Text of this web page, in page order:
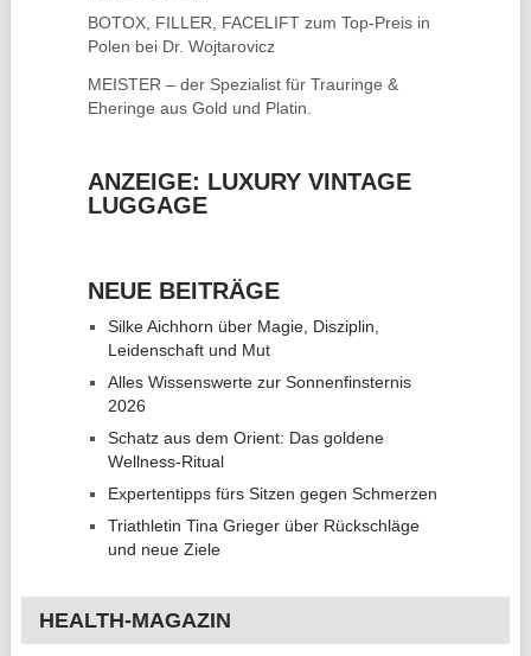
BOTOX, FILLER, FACELIFTzum Top-Preis in
Polen bei Dr. Wojtarovicz
MEISTER – der Spezialist für Trauringe &
Eheringe aus Gold und Platin.
ANZEIGE: LUXURY VINTAGE
LUGGAGE
NEUE BEITRÄGE
Silke Aichhorn über Magie, Disziplin,
Leidenschaft und Mut
Alles Wissenswerte zur Sonnenfinsternis
2026
Schatz aus dem Orient: Das goldene
Wellness-Ritual
Expertentipps fürs Sitzen gegen Schmerzen
Triathletin Tina Grieger über Rückschläge
und neue Ziele
HEALTH-MAGAZIN